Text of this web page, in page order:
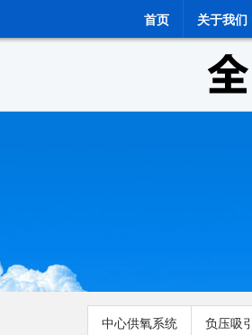
首页 关于我们
中心供氧系统 负压吸